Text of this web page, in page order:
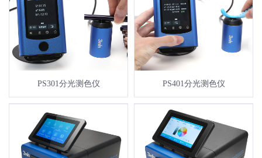
PS301分光测色仪 PS401分光测色仪